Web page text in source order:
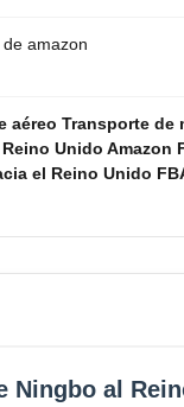
amazon
aéreo Transporte de
Unido Amazon
el Reino Unido
Ningbo al